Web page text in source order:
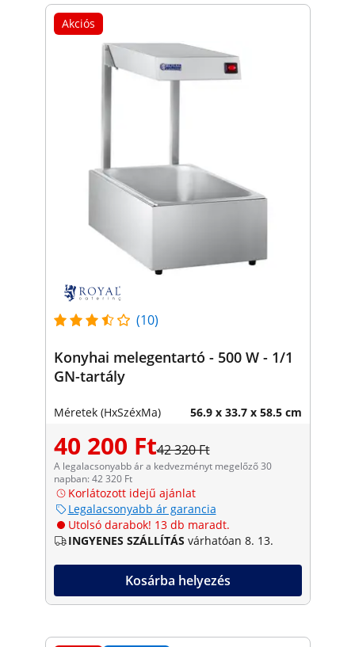
Akciós
(10)
Konyhai melegentartó - 500 W - 1/1
GN-tartály
Méretek (HxSzéxMa) 56.9 x 33.7 x 58.5 cm
40 200 Ft42 320 Ft
A legalacsonyabb ár a kedvezményt megelőző 30
napban: 42 320 Ft
Korlátozott idejű ajánlat
Legalacsonyabb ár garancia
Utolsó darabok! 13 db maradt.
INGYENES SZÁLLÍTÁS várhatóan 8. 13.
Kosárba helyezés